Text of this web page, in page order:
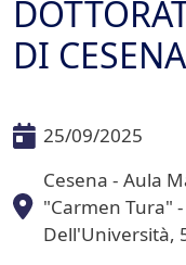
DI CESENA
25/09/2025
Cesena - Aula
"Carmen Tura"
Dell'Università,